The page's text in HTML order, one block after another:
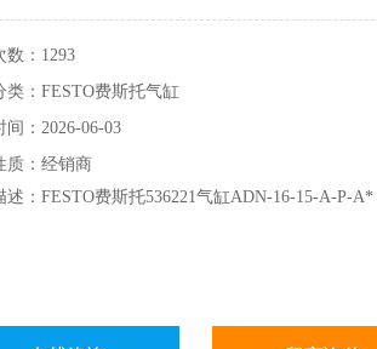
数：1293
类：FESTO费斯托气缸
间：2026-06-03
质：经销商
述：FESTO费斯托536221气缸ADN-16-15-A-P-A*